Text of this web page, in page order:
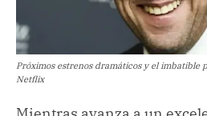
Próximos estrenos dramáticos y el imbatible
Netflix